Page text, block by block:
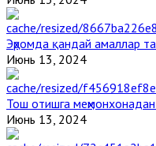
Эҳромда қандай амаллар
Июнь 13, 2024
Тош отишга
Июнь 13, 2024